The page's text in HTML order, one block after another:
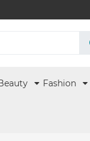
Fashion